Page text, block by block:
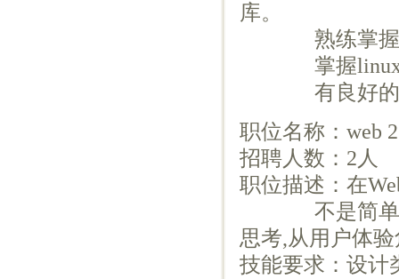
库。
熟练掌握
掌握linux系
有良好的
职位名称：web
招聘人数：2人
职位描述：在
不是简单的
思考,从用户体
技能要求：设计